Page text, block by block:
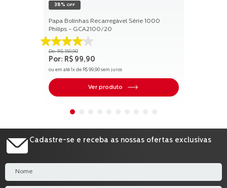
38% OFF
Papa Bolinhas Recarregável Série 1000
Philips - GCA2100/20
4.1
de
5
estrelas.
17
avaliações
R$ 159,90
R$ 99,90
ou em até 1 x de R$ 99,90sem juros
Ver produto
Cadastre-se e receba as nossas ofertas exclusivas